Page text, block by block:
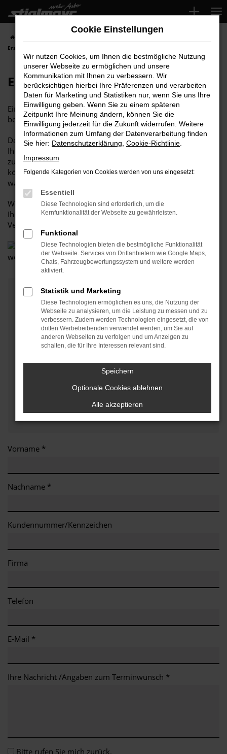
Zum
Hauptinhalt
springen
Ersatzwagen
Ersatzwagen
Ein Unfall kann Ihre Mobilität einschränken und Ihren Alltag
beeinträchtigen.
Damit Sie nicht auf Ihr Auto verzichten müssen, stellen wir
Ihnen einen
zur Verfügung, der Ihnen die
können aus verschiedenen ModellenundKategorien
wählen, die zu Ihrem Bedarf passen.
Wir rechnen direkt mit Ihrer Versicherung ab und stellen
Ihnen den Ersatzwagen für die Dauer der Reparatur zur
Verfügung. So können Sie sich weiterhin frei bewegen.
Angaben zum Fahrzeug
Marke und Modell
Fahrgestellnummer (wenn zur Hand)
Vorname *
Nachname *
Kundennummer/Kennzeichen
Firma
Telefon
E-Mail *
Ihre Nachricht /Angaben zum Terminwunsch *
Bitte rufen Sie mich zurück.
Cookie Einstellungen
Wir nutzen Cookies, um Ihnen die bestmögliche Nutzung
unserer Webseite zu ermöglichen und unsere
Kommunikation mit Ihnen zu verbessern. Wir
berücksichtigen hierbei Ihre Präferenzen und verarbeiten
Daten für Marketing und Statistiken nur, wenn Sie uns Ihre
Einwilligung geben. Wenn Sie zu einem späteren
Zeitpunkt Ihre Meinung ändern, können Sie die
Einwilligung jederzeit für die Zukunft widerrufen. Weitere
Informationen zum Umfang der Datenverarbeitung finden
Sie hier: Datenschutzerklärung Cookie-Richtlinie
Impressum
Folgende Kategorien von Cookies werden von uns eingesetzt:
Essentiell
Diese Technologien sind erforderlich, um die
Kernfunktionalität der Webseite zu gewährleisten.
Funktional
Diese Technologien bieten die bestmögliche Funktionalität
der Webseite. Services von Drittanbietern wie Google Maps,
Chats, Fahrzeugbewertungssystem und weitere werden
aktiviert.
Statistik und Marketing
Diese Technologien ermöglichen es uns, die Nutzung der
Webseite zu analysieren, um die Leistung zu messen und zu
verbessern. Zudem werden Technologien eingesetzt, die von
dritten Werbetreibenden verwendet werden, um Sie auf
anderen Webseiten zu verfolgen und um Anzeigen zu
schalten, die für Ihre Interessen relevant sind.
Speichern
Optionale Cookies ablehnen
Alle akzeptieren